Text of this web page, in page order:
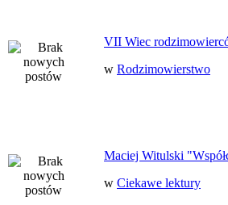
VII Wiec
w Rodzimowierstwo
Maciej Witulski
w Ciekawe lektury